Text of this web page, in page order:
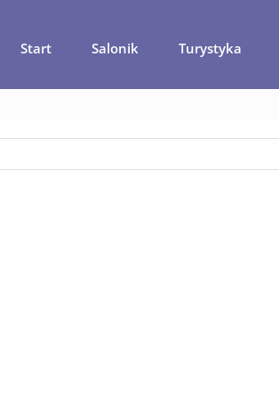
Start Salonik Turystyka
zachodem – Ulcinj na wakacje w Czarnogórze